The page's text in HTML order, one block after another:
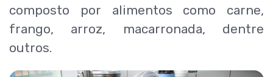
composto por alimentos como carne,
frango, arroz, macarronada, dentre
outros.